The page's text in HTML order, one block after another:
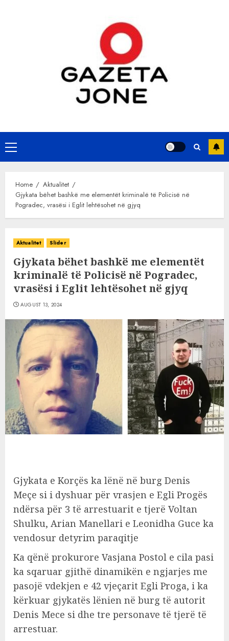
Primary
Menu
Home
Aktualitet
Gjykata bëhet bashkë me elementët kriminalë të Policisë në
Pogradec, vrasësi i Eglit lehtësohet në gjyq
Aktualitet Slider
Gjykata bëhet bashkë me elementët
kriminalë të Policisë në Pogradec,
vrasësi i Eglit lehtësohet në gjyq
AUGUST 13, 2024
Gjykata e Korçës ka lënë në burg Denis
Meçe si i dyshuar për vrasjen e Egli Progës
ndërsa për 3 të arrestuarit e tjerë Voltan
Shulku, Arian Manellari e Leonidha Guce ka
vendosur detyrim paraqitje
Ka qënë prokurore Vasjana Postol e cila pasi
ka sqaruar gjithë dinamikën e ngjarjes me
pasojë vdekjen e 42 vjeçarit Egli Proga, i ka
kërkuar gjykatës lënien në burg të autorit
Denis Mece si dhe tre personave të tjerë të
arrestuar.